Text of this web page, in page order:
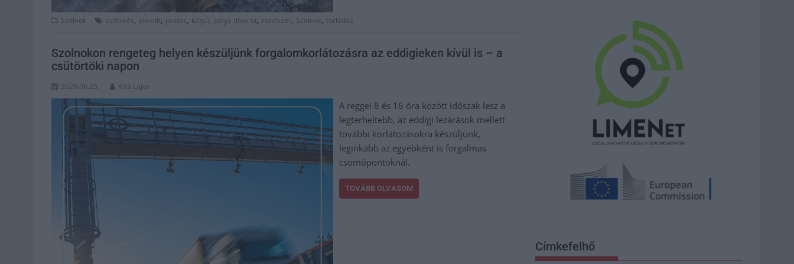
Szolnok csőtörés, elavult, javítás, kátyú, pólya tibor út, rendszer, Szolnok, torlódás
Szolnokon rengeteg helyen készüljünk forgalomkorlátozásra az eddigieken kívül is – a
csütörtöki napon
2026.06.25. Kiss Lajos
A reggel 8 és 16 óra között időszak lesz a
legterheltebb, az eddigi lezárások mellett
további korlátozásokra készüljünk,
leginkább az egyébként is forgalmas
csomópontoknál.
TOVÁBB OLVASOM
Címkefelhő